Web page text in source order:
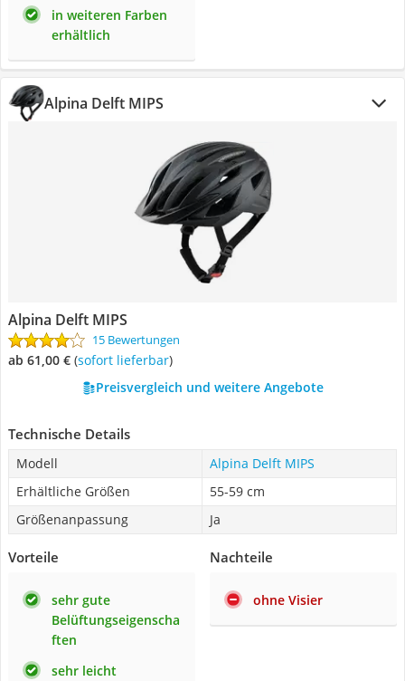
in weiteren Farben
erhältlich
Alpina Delft MIPS
Alpina Delft MIPS
15 Bewertungen
ab 61,00 € ( Sofort lieferbar)
Preisvergleich und weitere Angebote
Technische Details
Modell
Alpina Delft MIPS
Erhältliche Größen
55-59 cm
Größenanpassung
Ja
Vorteile
sehr gute
Belüftungseigenscha
ften
sehr leicht
Nachteile
ohne Visier